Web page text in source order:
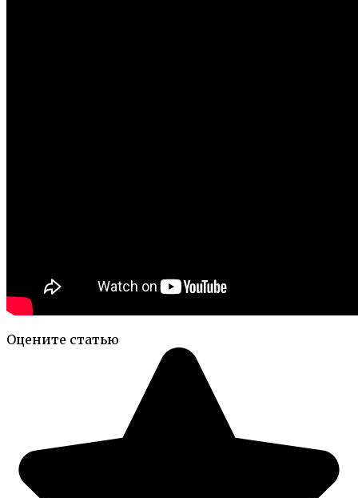
Оцените статью